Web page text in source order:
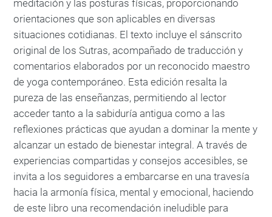
meditación y las posturas físicas, proporcionando
orientaciones que son aplicables en diversas
situaciones cotidianas. El texto incluye el sánscrito
original de los Sutras, acompañado de traducción y
comentarios elaborados por un reconocido maestro
de yoga contemporáneo. Esta edición resalta la
pureza de las enseñanzas, permitiendo al lector
acceder tanto a la sabiduría antigua como a las
reflexiones prácticas que ayudan a dominar la mente y
alcanzar un estado de bienestar integral. A través de
experiencias compartidas y consejos accesibles, se
invita a los seguidores a embarcarse en una travesía
hacia la armonía física, mental y emocional, haciendo
de este libro una recomendación ineludible para